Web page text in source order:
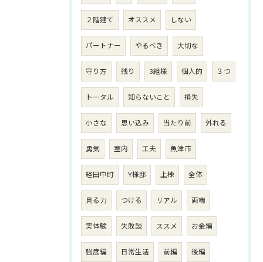
２階建て オススメ しない
パートナー やるべき 大切な
守り方 残り 3組様 個人的 ３つ
トータル 知らないこと 損失
小さな 思い込み 当たり前 外れる
勇気 室内 工夫 魚津市
経田中町 Y様邸 上棟 全体
見る力 つける リアル 両端
実体験 失敗談 ススメ お金編
強度編 日常生活 前編 後編